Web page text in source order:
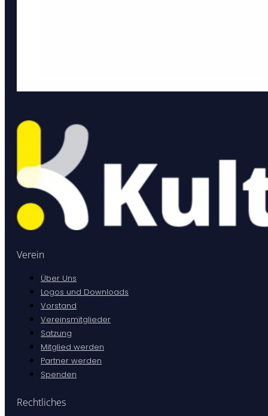
Verein
Über Uns
Logos und Downloads
Vorstand
Vereinsmitglieder
Satzung
Mitglied werden
Partner werden
Spenden
Rechtliches